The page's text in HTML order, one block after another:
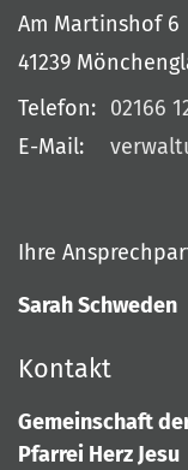
Am Martinshof 6
41239
Telefon: 02166
E-Mail:
Ihre
Sarah Schweden
Kontakt
Gemeinschaft
Pfarrei Herz Jesu